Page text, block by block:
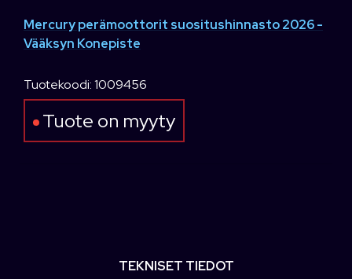
Mercury perämoottorit suositushinnasto 2026 -
Vääksyn Konepiste
Tuotekoodi: 1009456
Tuote on myyty
TEKNISET TIEDOT